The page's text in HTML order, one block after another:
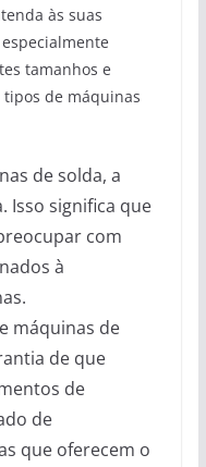
às suas
tamanhos e
de máquinas
de solda, a
Isso significa que
com
à
máquinas de
de que
de
de
que oferecem o